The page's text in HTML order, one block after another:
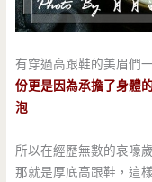
有穿過高跟鞋的美眉們
份更是因為承擔了身體
泡
所以在經歷無數的哀嚎
那就是厚底高跟鞋，這